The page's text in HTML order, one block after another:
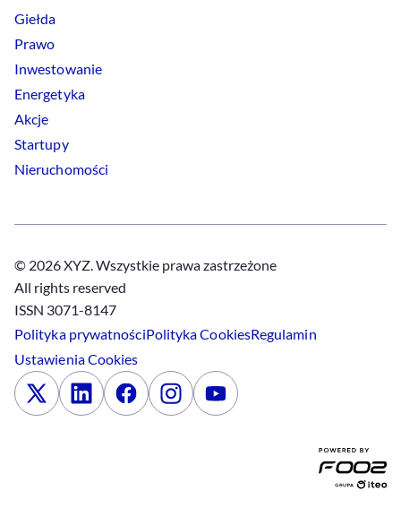
Giełda
Prawo
Inwestowanie
Energetyka
Akcje
Startupy
Nieruchomości
© 2026 XYZ. Wszystkie prawa zastrzeżone
All rights reserved
ISSN 3071-8147
Polityka prywatnościPolitykaCookiesRegulamin
UstawieniaCookies
x LinkedinFacebookInstagramYoutube